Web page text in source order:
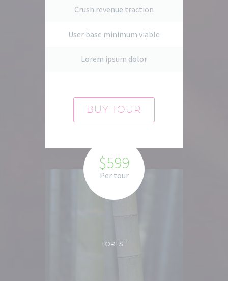
Crush revenue traction
User base minimum viable
Lorem ipsum dolor
BUY TOUR
FOREST
$599
Per tour